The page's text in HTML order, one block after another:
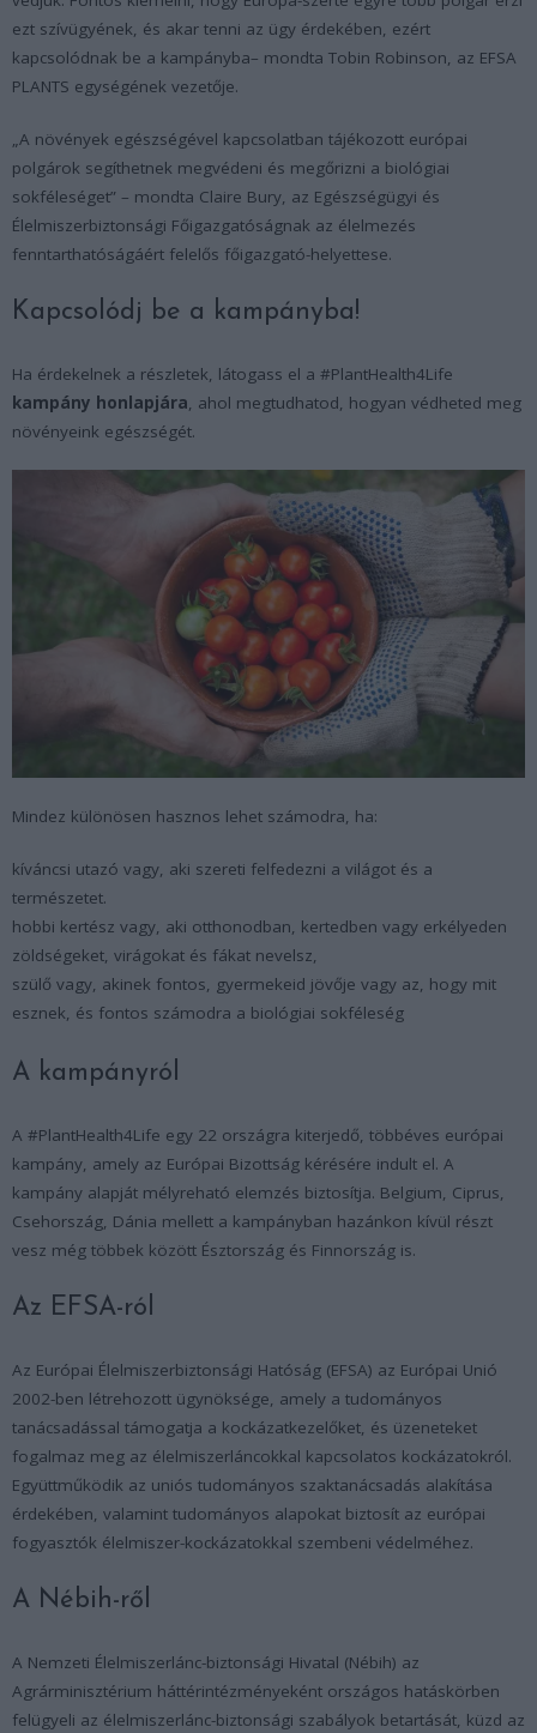
ezt szívügyének, és akar tenni az ügy érdekében, ezért
kapcsolódnak be a kampányba– mondta Tobin Robinson, az EFSA
PLANTS egységének vezetője.
„A növények egészségével kapcsolatban tájékozott európai
polgárok segíthetnek megvédeni és megőrizni a biológiai
sokféleséget” – mondta Claire Bury, az Egészségügyi és
Élelmiszerbiztonsági Főigazgatóságnak az élelmezés
fenntarthatóságáért felelős főigazgató-helyettese.
Kapcsolódj be a kampányba!
Ha érdekelnek a részletek, látogass el a #PlantHealth4Life
kampány honlapjára, ahol megtudhatod, hogyan védheted meg
növényeink egészségét.
Mindez különösen hasznos lehet számodra, ha:
kíváncsi utazó vagy, aki szereti felfedezni a világot és a
természetet.
hobbi kertész vagy, aki otthonodban, kertedben vagy erkélyeden
zöldségeket, virágokat és fákat nevelsz,
szülő vagy, akinek fontos, gyermekeid jövője vagy az, hogy mit
esznek, és fontos számodra a biológiai sokféleség
A kampányról
A #PlantHealth4Life egy 22 országra kiterjedő, többéves európai
kampány, amely az Európai Bizottság kérésére indult el. A
kampány alapját mélyreható elemzés biztosítja. Belgium, Ciprus,
Csehország, Dánia mellett a kampányban hazánkon kívül részt
vesz még többek között Észtország és Finnország is.
Az EFSA-ról
Az Európai Élelmiszerbiztonsági Hatóság (EFSA) az Európai Unió
2002-ben létrehozott ügynöksége, amely a tudományos
tanácsadással támogatja a kockázatkezelőket, és üzeneteket
fogalmaz meg az élelmiszerláncokkal kapcsolatos kockázatokról.
Együttműködik az uniós tudományos szaktanácsadás alakítása
érdekében, valamint tudományos alapokat biztosít az európai
fogyasztók élelmiszer-kockázatokkal szembeni védelméhez.
A Nébih-ről
A Nemzeti Élelmiszerlánc-biztonsági Hivatal (Nébih) az
Agrárminisztérium háttérintézményeként országos hatáskörben
felügyeli az élelmiszerlánc-biztonsági szabályok betartását, küzd az